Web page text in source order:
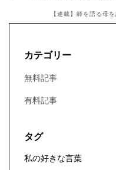
【連載】師を語る母
カテゴリー
無料記事
有料記事
タグ
私の好きな言葉